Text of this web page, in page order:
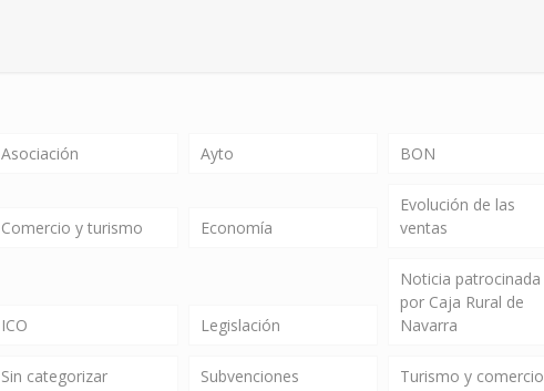
Asociación Ayto BON
Comercio y turismo Economía
Evolución de las
ventas
ICO Legislación
Noticia patrocinada
por Caja Rural de
Navarra
Sin categorizar Subvenciones Turismo y comercio